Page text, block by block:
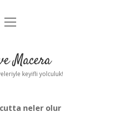
Uyarı
menüyü
Macera
keyifli yolculuk!
neler olur